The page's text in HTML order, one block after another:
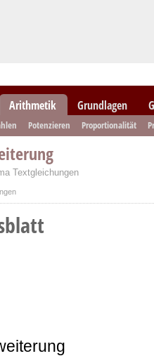
Arithmetik Grundlagen
Potenzieren Proportionalität
Textgleichungen